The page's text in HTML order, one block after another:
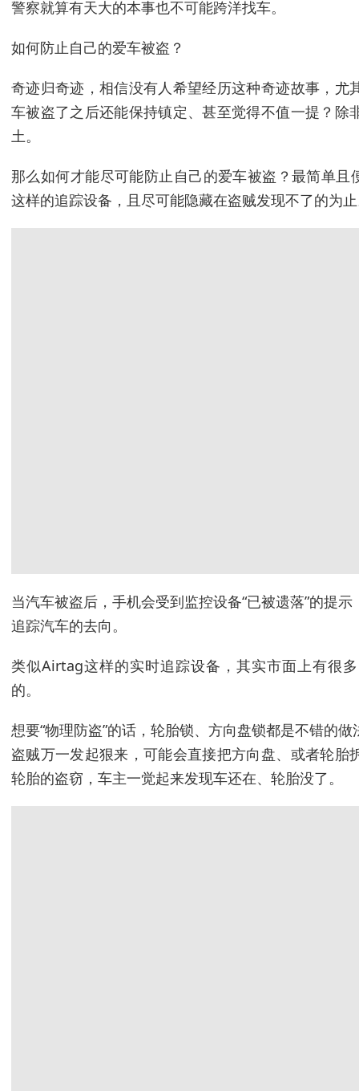
警察就算有天大的本事也不可能跨洋找车。
如何防止自己的爱车被盗？
奇迹归奇迹，相信没有人希望经历这种奇迹故事，尤
车被盗了之后还能保持镇定、甚至觉得不值一提？除
土。
那么如何才能尽可能防止自己的爱车被盗？最简单
这样的追踪设备，且尽可能隐藏在盗贼发现不了的为
当汽车被盗后，手机会受到监控设备“已被遗落”的提
追踪汽车的去向。
类似Airtag这样的实时追踪设备，其实市面上有很
的。
想要“物理防盗”的话，轮胎锁、方向盘锁都是不错的
盗贼万一发起狠来，可能会直接把方向盘、或者轮胎
轮胎的盗窃，车主一觉起来发现车还在、轮胎没了。